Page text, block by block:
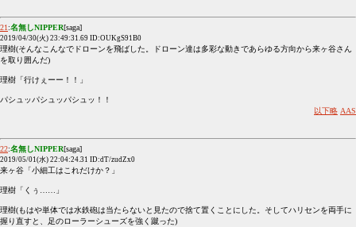
21 :名無しNIPPER[saga]
2019/04/30(火) 23:49:31.69 ID:OUKgS91B0
理樹(そんなこんなでドローンを飛ばした。ドローン達は多彩な動きであらゆる方向から来ヶ谷さん
を取り囲んだ)
理樹「行けぇーー！！」
パシュッパシュッパシュッ！！
以下略 AAS
22:名無しNIPPER[saga]
2019/05/01(水) 22:04:24.31 ID:dT/zudZx0
来ヶ谷「小細工はこれだけか？」
理樹「くぅ……」
理樹(もはや単体では水鉄砲は当たらないと見たので捨て置くことにした。そしてハリセンを両手に
握り直すと、足のローラーシューズを強く蹴った)